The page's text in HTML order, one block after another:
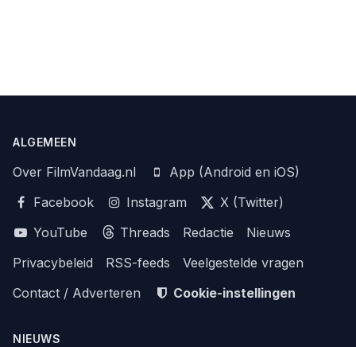
ALGEMEEN
Over FilmVandaag.nl
App (Android en iOS)
Facebook
Instagram
X (Twitter)
YouTube
Threads Redactie
Nieuws
Privacybeleid
RSS-feeds
Veelgestelde vragen
Contact / Adverteren
Cookie-instellingen
NIEUWS